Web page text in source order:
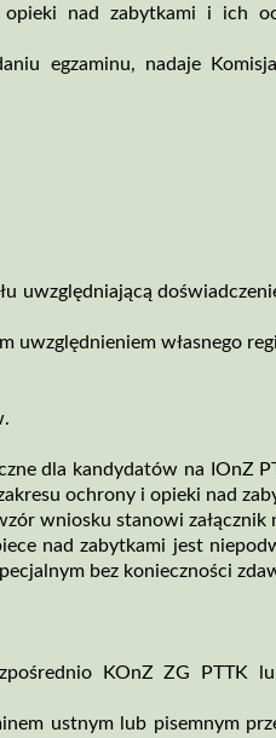
opieki nad zabytkami i ich
egzaminu, nadaje
uwzględniającą
uwzględnieniem własnego
dla kandydatów na IOnZ
ochrony i opieki nad
wniosku stanowi załącznik
nad zabytkami jest
bez konieczności
KOnZ ZG PTTK
ustnym lub pisemnym